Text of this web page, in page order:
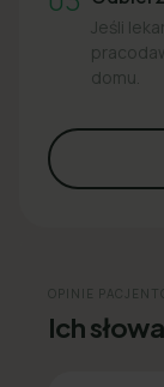
Jeśli
domu.
OPINIE
Ich